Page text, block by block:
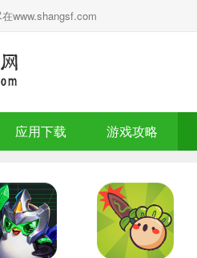
www.shangsf.com
应用下载 游戏攻略